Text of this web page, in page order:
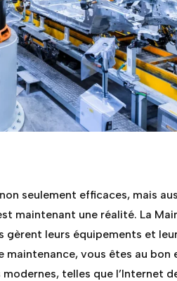
seulement efficaces, mais
maintenant une réalité. La
leurs équipements et
vous êtes au bon
telles que l’Internet